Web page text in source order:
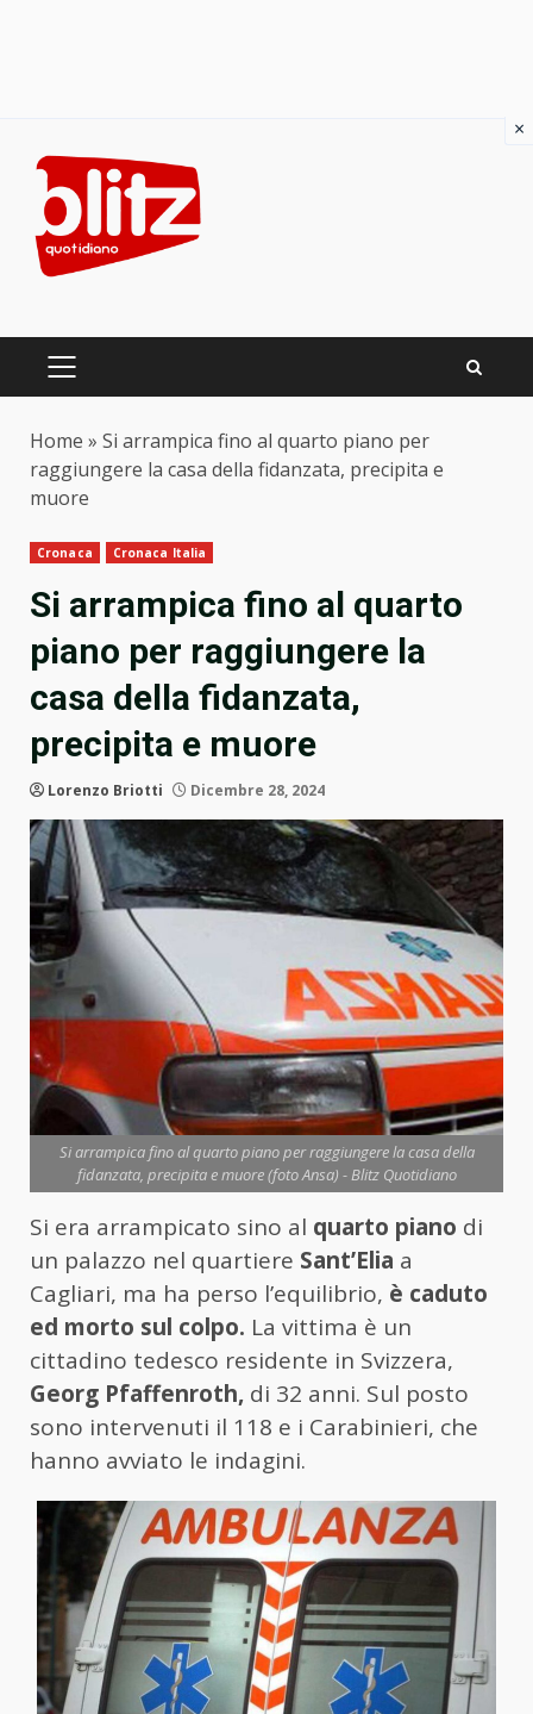
content
PRIMARY
Home » Si arrampica fino al quarto piano per
raggiungere la casa della fidanzata, precipita e
muore
Cronaca Cronaca Italia
Si arrampica fino al quarto
piano per raggiungere la
casa della fidanzata,
precipita e muore
Lorenzo Briotti Dicembre 28, 2024
Si arrampica fino al quarto piano per raggiungere la casa della
fidanzata, precipita e muore (foto Ansa) - Blitz Quotidiano
Si era arrampicato sino al quarto piano di
un palazzo nel quartiere Sant’Elia a
Cagliari, ma ha perso l’equilibrio, è caduto
ed morto sul colpo. La vittima è un
cittadino tedesco residente in Svizzera,
Georg Pfaffenroth, di 32 anni. Sul posto
sono intervenuti il 118 e i Carabinieri, che
hanno avviato le indagini.
×